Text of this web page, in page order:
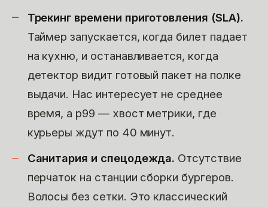
Трекинг времени приготовления (SLA).
Таймер запускается, когда билет падает
на кухню, и останавливается, когда
детектор видит готовый пакет на полке
выдачи. Нас интересует не среднее
время, а p99 — хвост метрики, где
курьеры ждут по 40 минут.
Санитария и спецодежда. Отсутствие
перчаток на станции сборки бургеров.
Волосы без сетки. Это классический